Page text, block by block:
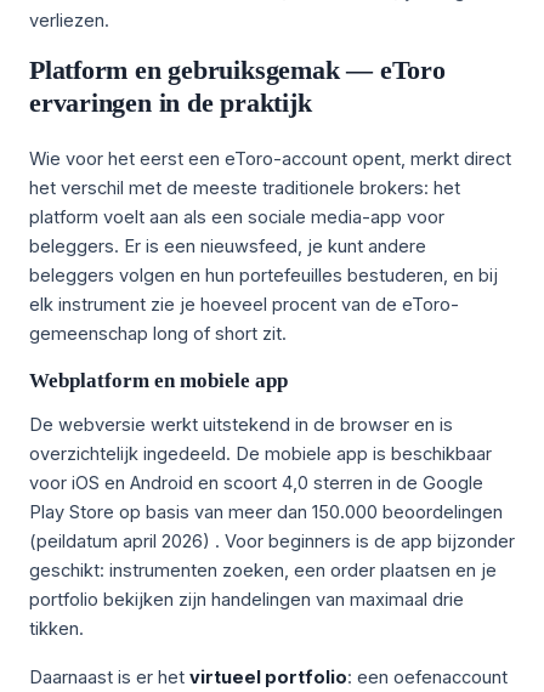
verliezen.
Platform en gebruiksgemak — eToro
ervaringen in de praktijk
Wie voor het eerst een eToro-account opent, merkt direct
het verschil met de meeste traditionele brokers: het
platform voelt aan als een sociale media-app voor
beleggers. Er is een nieuwsfeed, je kunt andere
beleggers volgen en hun portefeuilles bestuderen, en bij
elk instrument zie je hoeveel procent van de eToro-
gemeenschap long of short zit.
Webplatform en mobiele app
De webversie werkt uitstekend in de browser en is
overzichtelijk ingedeeld. De mobiele app is beschikbaar
voor iOS en Android en scoort 4,0 sterren in de Google
Play Store op basis van meer dan 150.000 beoordelingen
(peildatum april 2026) . Voor beginners is de app bijzonder
geschikt: instrumenten zoeken, een order plaatsen en je
portfolio bekijken zijn handelingen van maximaal drie
tikken.
Daarnaast is er het virtueel portfolio: een oefenaccount